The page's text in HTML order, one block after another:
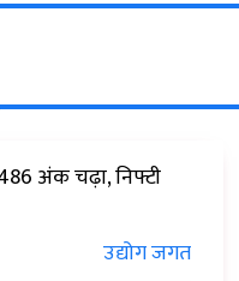
अंक चढ़ा, निफ्टी
उद्योग जगत